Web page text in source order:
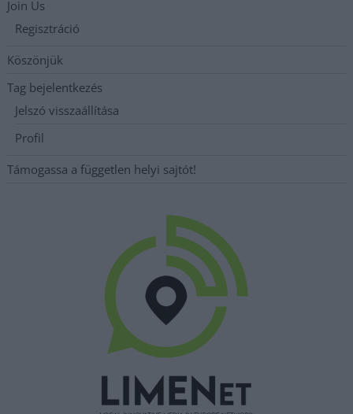
Join Us
Regisztráció
Köszönjük
Tag bejelentkezés
Jelszó visszaállítása
Profil
Támogassa a független helyi sajtót!